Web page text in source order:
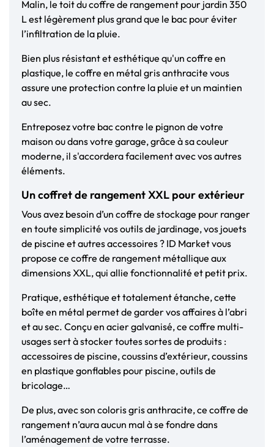
Malin, le toit du coffre de rangement pour jardin 350
L est légèrement plus grand que le bac pour éviter
l’infiltration de la pluie.
Bien plus résistant et esthétique qu'un coffre en
plastique, le coffre en métal gris anthracite vous
assure une protection contre la pluie et un maintien
au sec.
Entreposez votre bac contre le pignon de votre
maison ou dans votre garage, grâce à sa couleur
moderne, il s'accordera facilement avec vos autres
éléments.
Un coffret de rangement XXL pour extérieur
Vous avez besoin d’un coffre de stockage pour ranger
en toute simplicité vos outils de jardinage, vos jouets
de piscine et autres accessoires ? ID Market vous
propose ce coffre de rangement métallique aux
dimensions XXL, qui allie fonctionnalité et petit prix.
Pratique, esthétique et totalement étanche, cette
boîte en métal permet de garder vos affaires à l’abri
et au sec. Conçu en acier galvanisé, ce coffre multi-
usages sert à stocker toutes sortes de produits :
accessoires de piscine, coussins d’extérieur, coussins
en plastique gonflables pour piscine, outils de
bricolage…
De plus, avec son coloris gris anthracite, ce coffre de
rangement n’aura aucun mal à se fondre dans
l’aménagement de votre terrasse.